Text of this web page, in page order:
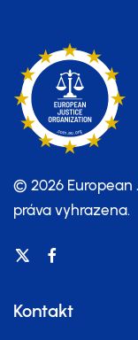
© 2026 European
práva vyhrazena.
Kontakt